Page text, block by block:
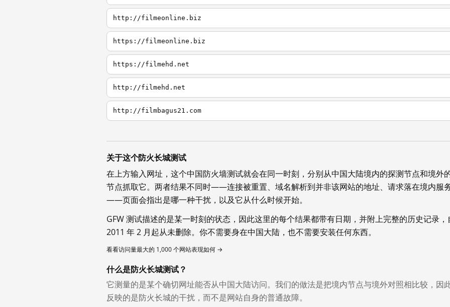
http://filmeonline.biz
https://filmeonline.biz
https://filmehd.net
http://filmehd.net
http://filmbagus21.com
关于这个防火长城测试
在上方输入网址，这个中国防火墙测试就会在同一时刻，分别从中国大陆境内的探测节点和境外
节点抓取它。两者结果不同时——连接被重置、域名解析到并非该网站的地址、请求落在境内服
——页面会指出是哪一种干扰，以及它从什么时候开始。
GFW 测试描述的是某一时刻的状态，因此这里的每个结果都带有日期，并附上完整的历史记录，
2011 年 2 月起从未删除。你不需要身在中国大陆，也不需要安装任何东西。
看看访问量最大的 1,000 个网站表现如何 →
什么是防火长城测试？
它测量的是某个确切网址能否从中国大陆访问。我们的做法是把境内节点与境外对照相比较，因
反映的是防火长城的干扰，而不是网站自身的普通故障。